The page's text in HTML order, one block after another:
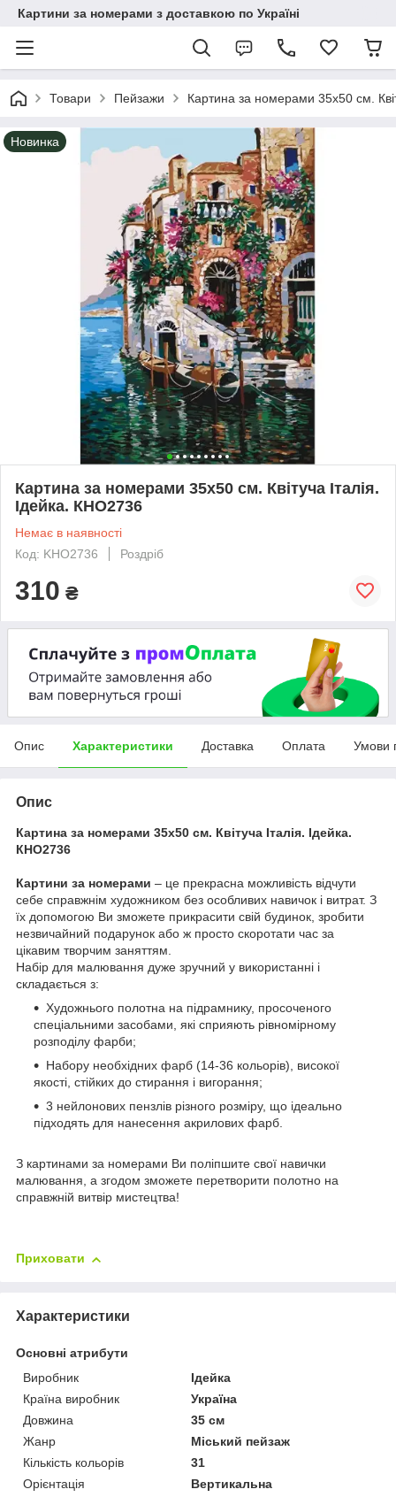
Картини за номерами з доставкою по Україні
Товари Пейзажи Картина за номерами 35х50 см.
Новинка
Картина за номерами 35х50 см. Квітуча Італія.
Ідейка. КНО2736
Немає в наявності
Код: KHO2736
Роздріб
310 ₴
Опис Характеристики Доставка Оплата Умови
Опис
Картина за номерами 35х50 см. Квітуча Італія. Ідейка.
КНО2736
Картини за номерами – це прекрасна можливість відчути
себе справжнім художником без особливих навичок і витрат. З
їх допомогою Ви зможете прикрасити свій будинок, зробити
незвичайний подарунок або ж просто скоротати час за
цікавим творчим заняттям.
Набір для малювання дуже зручний у використанні і
складається з:
Художнього полотна на підрамнику, просоченого
спеціальними засобами, які сприяють рівномірному
розподілу фарби;
Набору необхідних фарб (14-36 кольорів), високої
якості, стійких до стирання і вигорання;
3 нейлонових пензлів різного розміру, що ідеально
підходять для нанесення акрилових фарб.
З картинами за номерами Ви поліпшите свої навички
малювання, а згодом зможете перетворити полотно на
справжній витвір мистецтва!
Приховати
Характеристики
Основні атрибути
Виробник
Ідейка
Країна виробник
Україна
Довжина
35 см
Жанр
Міський пейзаж
Кількість кольорів
31
Орієнтація
Вертикальна